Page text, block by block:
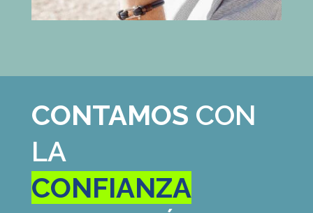
CONTAMOS CON
LA
CONFIANZA